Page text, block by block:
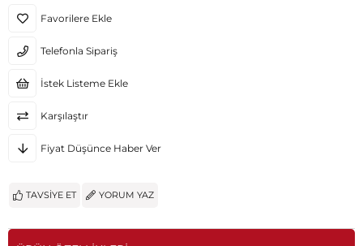
Favorilere Ekle
Telefonla Sipariş
İstek Listeme Ekle
Karşılaştır
Fiyat Düşünce Haber Ver
TAVSIYE ET YORUM YAZ